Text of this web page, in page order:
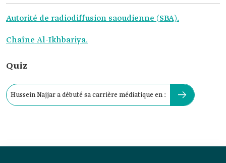
Autorité de radiodiffusion saoudienne (SBA).
Chaîne Al-Ikhbariya.
Quiz
Hussein Najjar a débuté sa carrière médiatique en :